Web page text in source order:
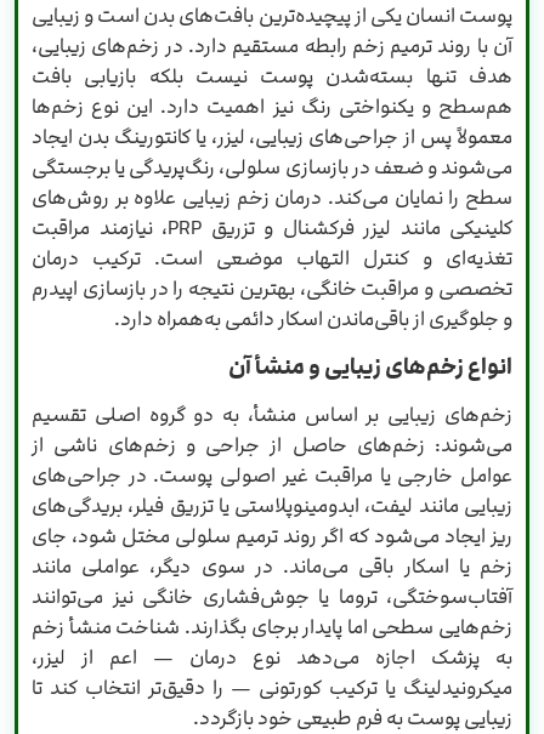
پوست انسان یکی از پیچیده‌ترین بافت‌های بدن است و زیبایی
آن با روند ترمیم زخم رابطه مستقیم دارد. در زخم‌های زیبایی،
هدف تنها بسته‌شدن پوست نیست بلکه بازیابی بافت
هم‌سطح و یکنواختی رنگ نیز اهمیت دارد. این نوع زخم‌ها
معمولاً پس از جراحی‌های زیبایی، لیزر، یا کانتورینگ بدن ایجاد
می‌شوند و ضعف در بازسازی سلولی، رنگ‌پریدگی یا برجستگی
سطح را نمایان می‌کند. درمان زخم زیبایی علاوه بر روش‌های
کلینیکی مانند لیزر فرکشنال و تزریق PRP، نیازمند مراقبت
تغذیه‌ای و کنترل التهاب موضعی است. ترکیب درمان
تخصصی و مراقبت خانگی، بهترین نتیجه را در بازسازی اپیدرم
و جلوگیری از باقی‌ماندن اسکار دائمی به‌همراه دارد.
انواع زخم‌های زیبایی و منشأ آن
زخم‌های زیبایی بر اساس منشأ، به دو گروه اصلی تقسیم
می‌شوند: زخم‌های حاصل از جراحی و زخم‌های ناشی از
عوامل خارجی یا مراقبت غیر اصولی پوست. در جراحی‌های
زیبایی مانند لیفت، ابدومینوپلاستی یا تزریق فیلر، بریدگی‌های
ریز ایجاد می‌شود که اگر روند ترمیم سلولی مختل شود، جای
زخم یا اسکار باقی می‌ماند. در سوی دیگر، عواملی مانند
آفتاب‌سوختگی، تروما یا جوش‌فشاری خانگی نیز می‌توانند
زخم‌هایی سطحی اما پایدار برجای بگذارند. شناخت منشأ زخم
به پزشک اجازه می‌دهد نوع درمان — اعم از لیزر،
میکرو‌نیدلینگ یا ترکیب کورتونی — را دقیق‌تر انتخاب کند تا
زیبایی پوست به فرم طبیعی خود بازگردد.